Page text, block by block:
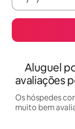
Aluguel
avaliações
Os hóspedes
muito bem